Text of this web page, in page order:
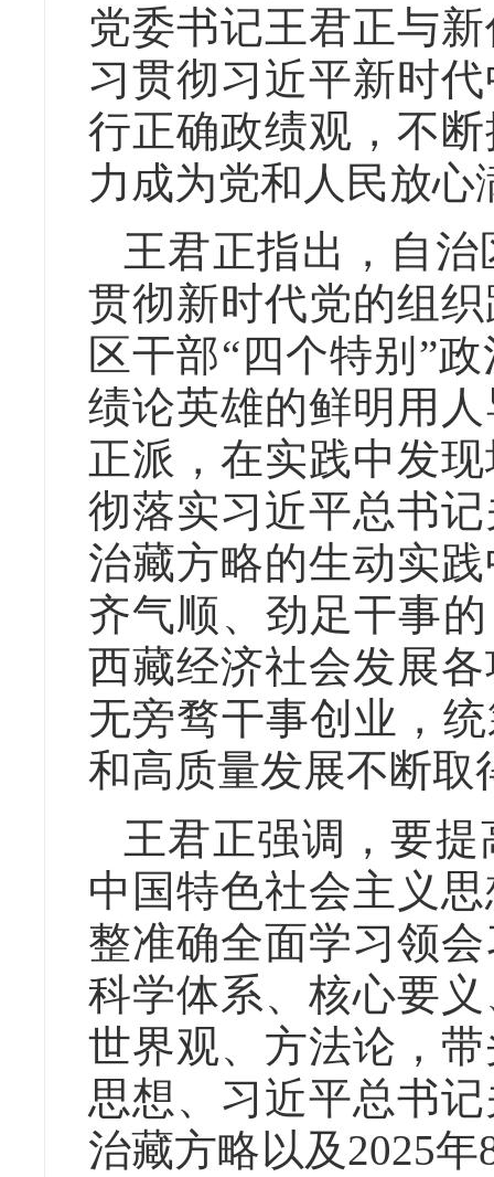
党委书记王君正与
习贯彻习近平新时
行正确政绩观，不
力成为党和人民放心
王君正指出，自
贯彻新时代党的组
区干部“四个特别”
绩论英雄的鲜明用
正派，在实践中发
彻落实习近平总书
治藏方略的生动实
齐气顺、劲足干事
西藏经济社会发展
无旁骛干事创业，
和高质量发展不断取
王君正强调，要
中国特色社会主义
整准确全面学习领
科学体系、核心要
世界观、方法论，
思想、习近平总书
治藏方略以及2025